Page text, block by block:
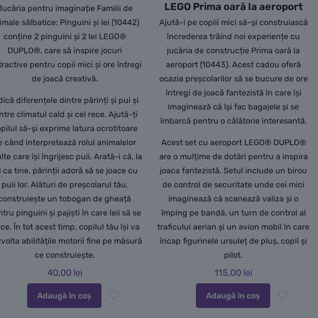
pentru imaginație Familii de
sălbatice: Pinguini și lei (10442)
conține 2 pinguini și 2 lei LEGO®
DUPLO®, care să inspire jocuri
pentru copii mici și ore întregi
de joacă creativă.
diferențele dintre părinți și pui și
climatul cald și cel rece. Ajută-ți
să-și exprime latura ocrotitoare
când interpretează rolul animalelor
care își îngrijesc puii. Arată-i că, la
ca tine, părinții adoră să se joace cu
puii lor. Alături de preșcolarul tău,
un tobogan de gheață
pinguini și pajiști în care leii să se
În tot acest timp, copilul tău își va
abilitățile motorii fine pe măsură
ce construiește.
40,00 lei
Adaugă în coș
LEGO Prima oară la aeroport
Ajută-i pe copiii mici să-și construiască
încrederea trăind noi experiențe cu
jucăria de construcție Prima oară la
aeroport (10443). Acest cadou oferă
ocazia preșcolarilor să se bucure de ore
întregi de joacă fantezistă în care își
imaginează că își fac bagajele și se
îmbarcă pentru o călătorie interesantă.
Acest set cu aeroport LEGO® DUPLO®
are o mulțime de dotări pentru a inspira
joaca fantezistă. Setul include un birou
de control de securitate unde cei mici
imaginează că scanează valiza și o
împing pe bandă, un turn de control al
traficului aerian și un avion mobil în care
încap figurinele ursuleț de pluș, copil și
pilot.
115,00 lei
Adaugă în coș